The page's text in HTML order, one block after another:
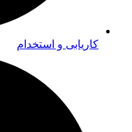
کاریابی و استخدام